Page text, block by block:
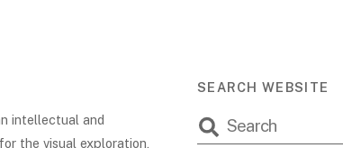
intellectual and
the visual exploration,
SEARCH WEBSITE